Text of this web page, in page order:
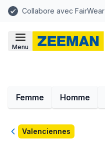
Collabore avec FairWear
Menu
Femme Homme
RetourValenciennes